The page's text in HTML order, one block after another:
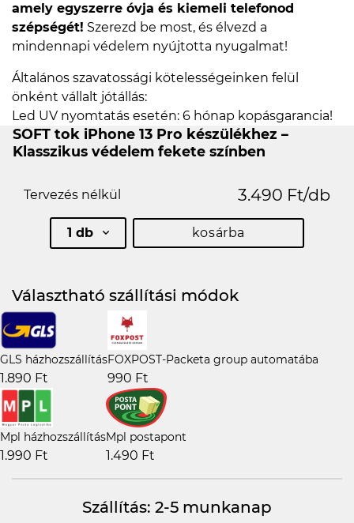
amely egyszerre óvja és kiemeli telefonod
szépségét! Szerezd be most, és élvezd a
mindennapi védelem nyújtotta nyugalmat!
Általános szavatossági kötelességeinken felül
önként vállalt jótállás:
Led UV nyomtatás esetén: 6 hónap kopásgarancia!
SOFT tok iPhone 13 Pro készülékhez –
Klasszikus védelem fekete színben
Tervezés nélkül 3.490 Ft/db
1 db kosárba
Választható szállítási módok
GLS házhozszállítás
1.890 Ft
FOXPOST-Packeta group automatába
990 Ft
Mpl házhozszállítás
1.990 Ft
Mpl postapont
1.490 Ft
Szállítás: 2-5 munkanap